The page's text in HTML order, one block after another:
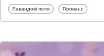
Фотошпалери
Лавандові поля Фотошпалери
Прованс